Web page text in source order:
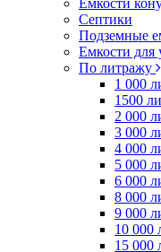
Емкости
Септики
Подземные
Емкости
По литражу
1 000
1500
2 000
3 000
4 000
5 000
6 000
8 000
9 000
10 000
15 000